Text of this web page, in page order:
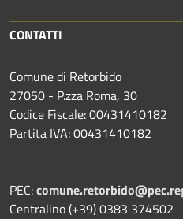
CONTATTI
Comune di Retorbido
27050 - P.zza Roma, 30
Codice Fiscale: 00431410182
Partita IVA: 00431410182
PEC:
Centralino (+39) 0383 374502